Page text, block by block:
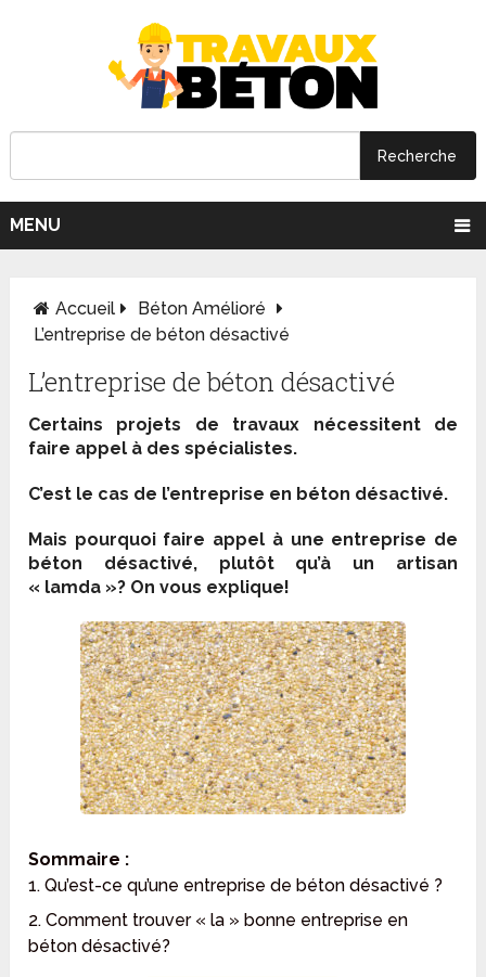
MENU
Accueil
Béton Amélioré
L’entreprise de béton désactivé
L’entreprise de béton désactivé
Certains projets de travaux nécessitent de
faire appel à des spécialistes.
C’est le cas de l’entreprise en béton désactivé.
Mais pourquoi faire appel à une entreprise de
béton désactivé, plutôt qu’à un artisan
« lamda »? On vous explique!
Sommaire :
1. Qu’est-ce qu’une entreprise de béton désactivé ?
2. Comment trouver « la » bonne entreprise en
béton désactivé?